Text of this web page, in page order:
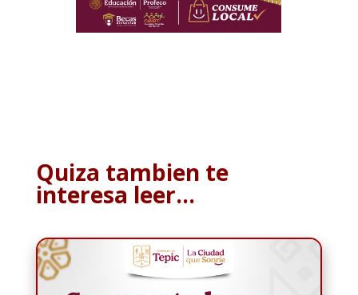
Quiza tambien te
interesa leer…